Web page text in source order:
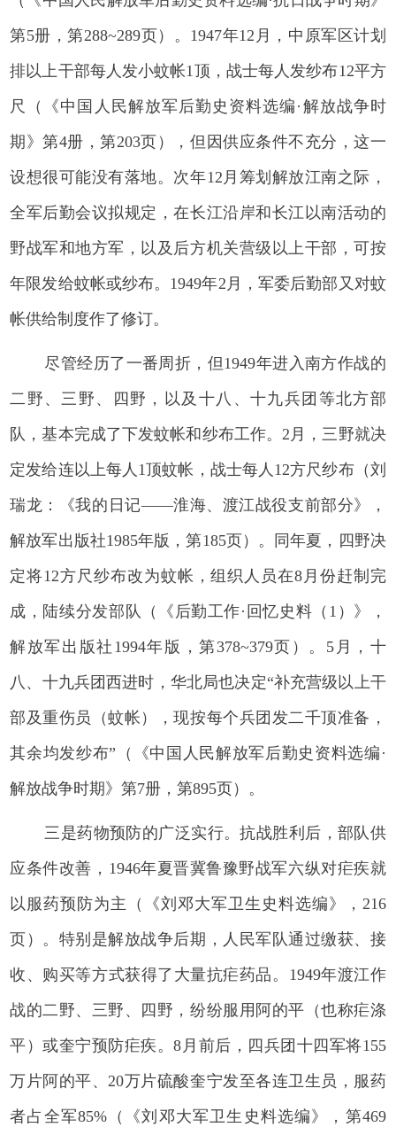
第5册，第288~289页）。1947年12月，中原军区计划
排以上干部每人发小蚊帐1顶，战士每人发纱布12平方
尺（《中国人民解放军后勤史资料选编·解放战争时
期》第4册，第203页），但因供应条件不充分，这一
设想很可能没有落地。次年12月筹划解放江南之际，
全军后勤会议拟规定，在长江沿岸和长江以南活动的
野战军和地方军，以及后方机关营级以上干部，可按
年限发给蚊帐或纱布。1949年2月，军委后勤部又对蚊
帐供给制度作了修订。
尽管经历了一番周折，但1949年进入南方作战的
二野、三野、四野，以及十八、十九兵团等北方部
队，基本完成了下发蚊帐和纱布工作。2月，三野就决
定发给连以上每人1顶蚊帐，战士每人12方尺纱布（刘
瑞龙：《我的日记——淮海、渡江战役支前部分》，
解放军出版社1985年版，第185页）。同年夏，四野决
定将12方尺纱布改为蚊帐，组织人员在8月份赶制完
成，陆续分发部队（《后勤工作·回忆史料（1）》，
解放军出版社1994年版，第378~379页）。5月，十
八、十九兵团西进时，华北局也决定“补充营级以上干
部及重伤员（蚊帐），现按每个兵团发二千顶准备，
其余均发纱布”（《中国人民解放军后勤史资料选编·
解放战争时期》第7册，第895页）。
三是药物预防的广泛实行。抗战胜利后，部队供
应条件改善，1946年夏晋冀鲁豫野战军六纵对疟疾就
以服药预防为主（《刘邓大军卫生史料选编》，216
页）。特别是解放战争后期，人民军队通过缴获、接
收、购买等方式获得了大量抗疟药品。1949年渡江作
战的二野、三野、四野，纷纷服用阿的平（也称疟涤
平）或奎宁预防疟疾。8月前后，四兵团十四军将155
万片阿的平、20万片硫酸奎宁发至各连卫生员，服药
者占全军85%（《刘邓大军卫生史料选编》，第469